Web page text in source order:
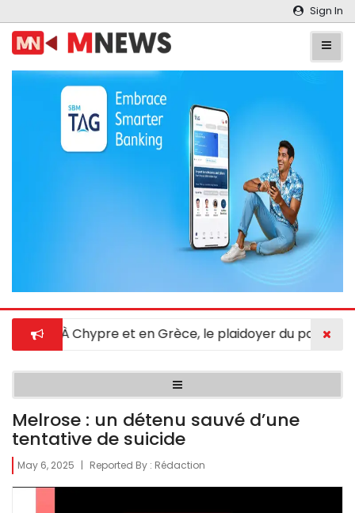
Sign In
| À Chypre et en Grèce, le plaidoyer du pape
Melrose : un détenu sauvé d’une
tentative de suicide
May 6, 2025 | Reported By : Rédaction